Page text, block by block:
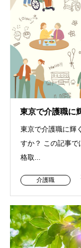
東京で介護職に
東京で介護職に輝
すか？ この記事で
格取...
介護職